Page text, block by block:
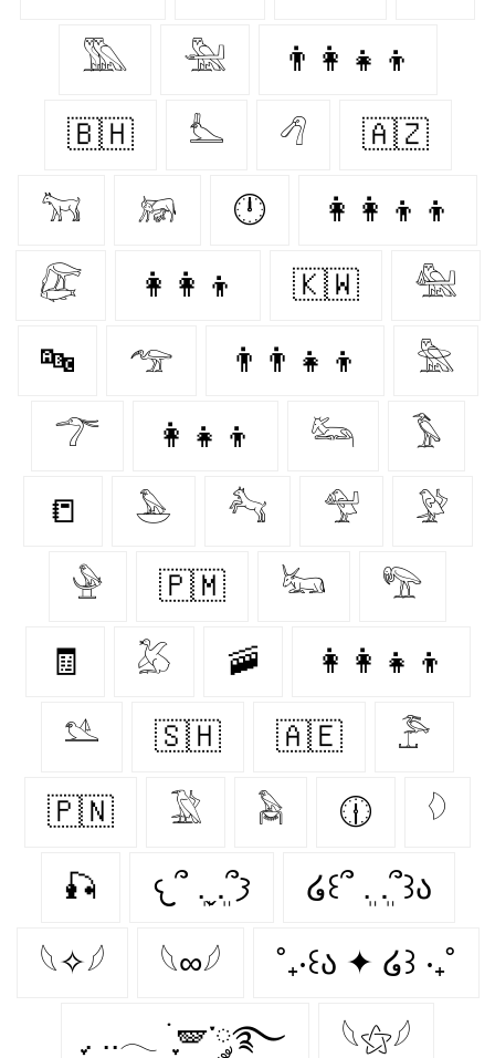
𓅔 𓅖 👨‍👩‍👧‍👦
🇧🇭 𓅏 𓆁 🇦🇿
𓃙 𓃖 🕛 👩‍👩‍👦‍👦
𓅻 👩‍👩‍👦 🇰🇼 𓅕
🔤 𓅠 👨‍👨‍👧‍👦 𓅗
𓆀 👩‍👧‍👦 𓃛 𓅣
📒 𓅅 𓃚 𓅵 𓅶
𓅈 🇵🇲 𓃜 𓅟
🧾 𓅷 🚠 👩‍👩‍👧‍👦
𓅎 🇸🇭 🇦🇪 𓅤
🇵🇳 𓅁 𓅉 🕧 𓆠
🎣 𐔌՞ ܸ.ˬ.ܸ՞𐦯 ໒꒰՞ ܸ. .ܸ՞꒱ა
𓆩✧𓆪 𓆩∞𓆪 ˚₊‧꒰ა ✦ ໒꒱ ‧₊˚
ִֶָ. ..𓂃 ࣪ ִֶָ🪽་༘࿐ 𓆩⚝𓆪